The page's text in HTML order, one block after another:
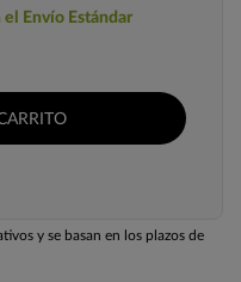
Envío Estándar
y se basan en los plazos de